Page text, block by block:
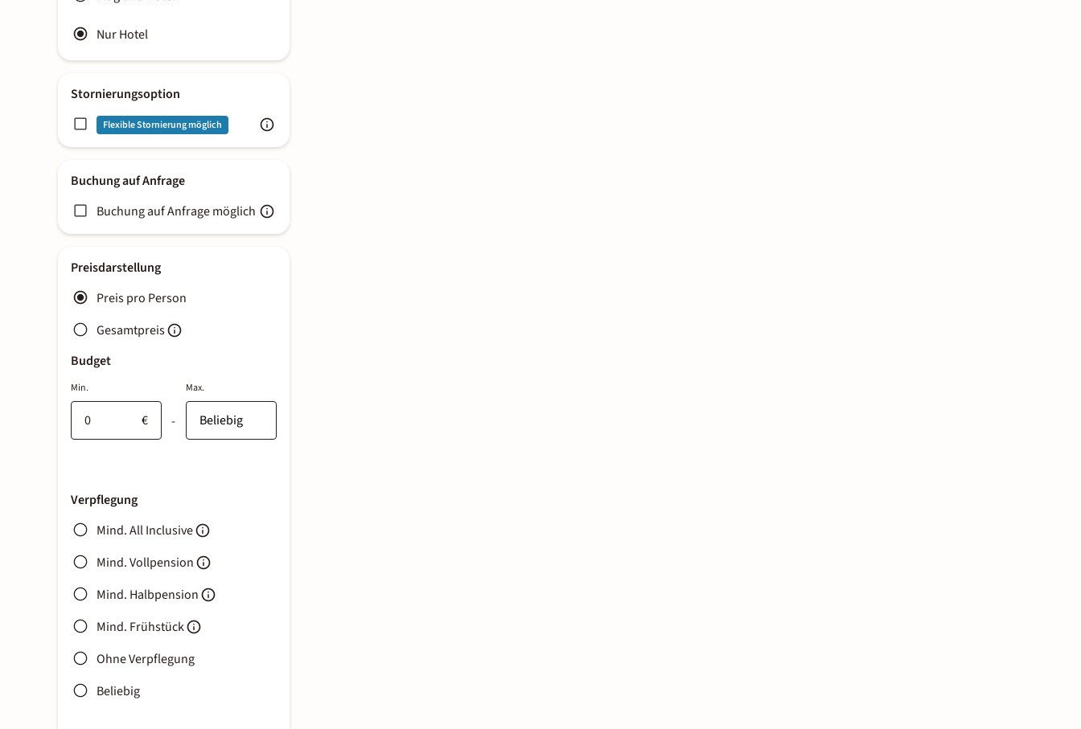
Nur Hotel
Stornierungsoption
Flexible Stornierung möglich
Buchung auf Anfrage
Buchung auf Anfrage möglich
Preisdarstellung
Preis pro Person
Gesamtpreis
Budget
Min.
€ -
Max.
Verpflegung
Mind. All Inclusive
Mind. Vollpension
Mind. Halbpension
Mind. Frühstück
Ohne Verpflegung
Beliebig